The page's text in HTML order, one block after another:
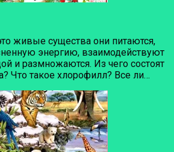
живые существа они питаются,
энергию, взаимодействуют
и размножаются. Из чего состоят
Что такое хлорофилл? Все ли…